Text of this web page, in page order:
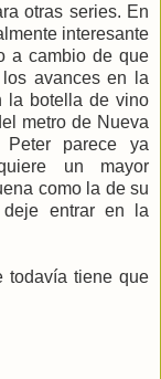
otras series. En
interesante
a cambio de que
avances en la
la botella de vino
metro de Nueva
parece ya
un mayor
como la de su
entrar en la
todavía tiene que